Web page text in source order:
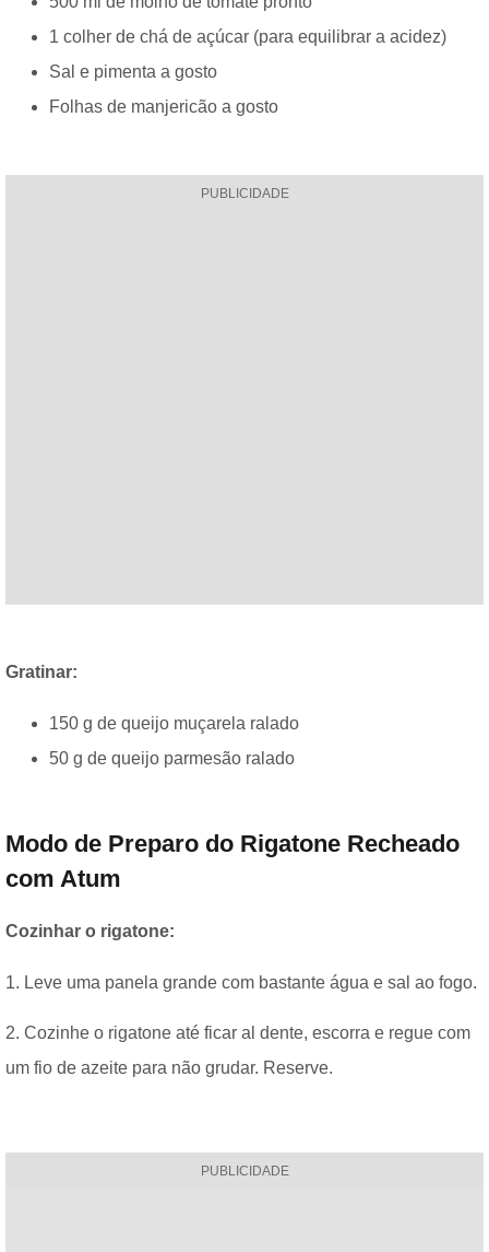
1 colher de chá de açúcar (para equilibrar a acidez)
Sal e pimenta a gosto
Folhas de manjericão a gosto
PUBLICIDADE
Gratinar:
150 g de queijo muçarela ralado
50 g de queijo parmesão ralado
Modo de Preparo do Rigatone Recheado
com Atum
Cozinhar o rigatone:
1. Leve uma panela grande com bastante água e sal ao fogo.
2. Cozinhe o rigatone até ficar al dente, escorra e regue com
um fio de azeite para não grudar. Reserve.
PUBLICIDADE